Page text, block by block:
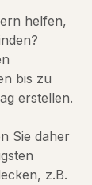
helfen,
bis zu
erstellen.
Sie daher
z.B.